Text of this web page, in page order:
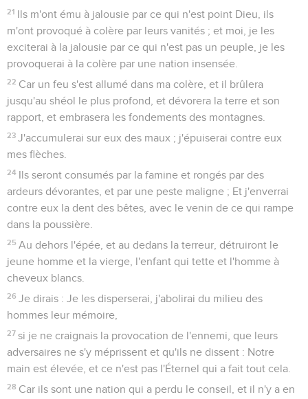
21 Ils m'ont ému à jalousie par ce qui n'est point Dieu, ils
m'ont provoqué à colère par leurs vanités ; et moi, je les
exciterai à la jalousie par ce qui n'est pas un peuple, je les
provoquerai à la colère par une nation insensée.
22 Car un feu s'est allumé dans ma colère, et il brûlera
jusqu'au shéol le plus profond, et dévorera la terre et son
rapport, et embrasera les fondements des montagnes.
23 J'accumulerai sur eux des maux ; j'épuiserai contre eux
mes flèches.
24 Ils seront consumés par la famine et rongés par des
ardeurs dévorantes, et par une peste maligne ; Et j'enverrai
contre eux la dent des bêtes, avec le venin de ce qui rampe
dans la poussière.
25 Au dehors l'épée, et au dedans la terreur, détruiront le
jeune homme et la vierge, l'enfant qui tette et l'homme à
cheveux blancs.
26 Je dirais : Je les disperserai, j'abolirai du milieu des
hommes leur mémoire,
27 si je ne craignais la provocation de l'ennemi, que leurs
adversaires ne s'y méprissent et qu'ils ne dissent : Notre
main est élevée, et ce n'est pas l'Éternel qui a fait tout cela.
28 Car ils sont une nation qui a perdu le conseil, et il n'y a en